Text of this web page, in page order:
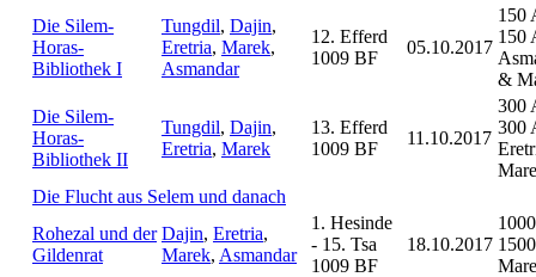
Die Silem-
Horas-
Bibliothek I
Tungdil, Dajin,
Eretria, Marek,
Asmandar
12. Efferd
1009 BF
05.10.2017
150
150
&
Die Silem-
Horas-
Bibliothek II
Tungdil, Dajin,
Eretria, Marek
13. Efferd
1009 BF
11.10.2017
300
300
Die Flucht aus Selem und danach
Rohezal und der
Gildenrat
Dajin, Eretria,
Marek, Asmandar
1. Hesinde
- 15. Tsa
1009 BF
18.10.2017